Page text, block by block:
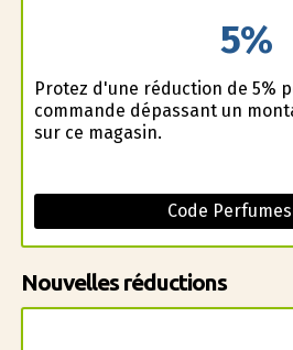
5%
Profitez d'une réduction de 5%
commande dépassant un
sur ce magasin.
Code
Nouvelles réductions